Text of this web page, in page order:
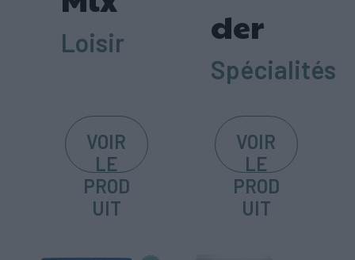
Loisir
VOIR
LE
PROD
UIT
der
Spécialités
VOIR
LE
PROD
UIT